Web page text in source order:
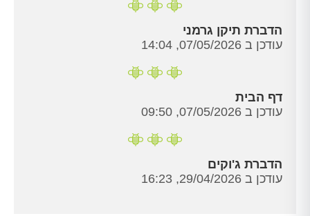
הדברת תיקן גרמני
עודכן ב 07/05/2026, 14:04
דף הבית
עודכן ב 07/05/2026, 09:50
הדברת ג'וקים
עודכן ב 29/04/2026, 16:23